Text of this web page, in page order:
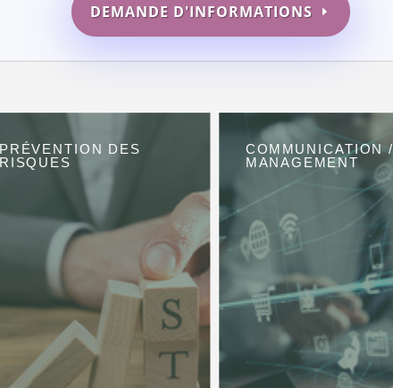
DEMANDE D'INFORMATIONS
PRÉVENTION DES
RISQUES
COMMUNICATION /
MANAGEMENT